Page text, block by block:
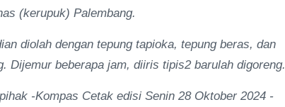
(kerupuk) Palembang.
diolah dengan tepung tapioka, tepung beras, dan
Dijemur beberapa jam, diiris tipis2 barulah digoreng.
-Kompas Cetak edisi Senin 28 Oktober 2024 -